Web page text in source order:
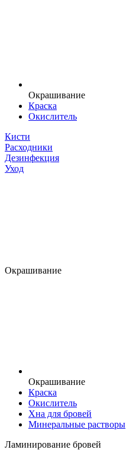
Окрашивание
Краска
Окислитель
Кисти
Расходники
Дезинфекция
Уход
Окрашивание
Окрашивание
Краска
Окислитель
Хна для бровей
Минеральные растворы
Ламинирование бровей